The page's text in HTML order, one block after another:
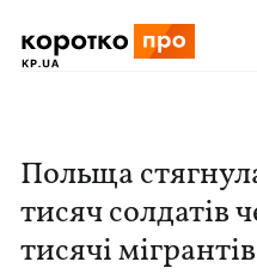
Польща
тисяч солдатів
тисячі